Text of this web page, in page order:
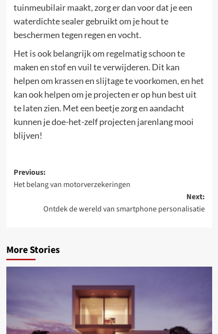
tuinmeubilair maakt, zorg er dan voor dat je een
waterdichte sealer gebruikt om je hout te
beschermen tegen regen en vocht.
Het is ook belangrijk om regelmatig schoon te
maken en stof en vuil te verwijderen. Dit kan
helpen om krassen en slijtage te voorkomen, en het
kan ook helpen om je projecten er op hun best uit
te laten zien. Met een beetje zorg en aandacht
kunnen je doe-het-zelf projecten jarenlang mooi
blijven!
Post
navigation
Previous:
Het belang van motorverzekeringen
Next:
Ontdek de wereld van smartphone personalisatie
More Stories